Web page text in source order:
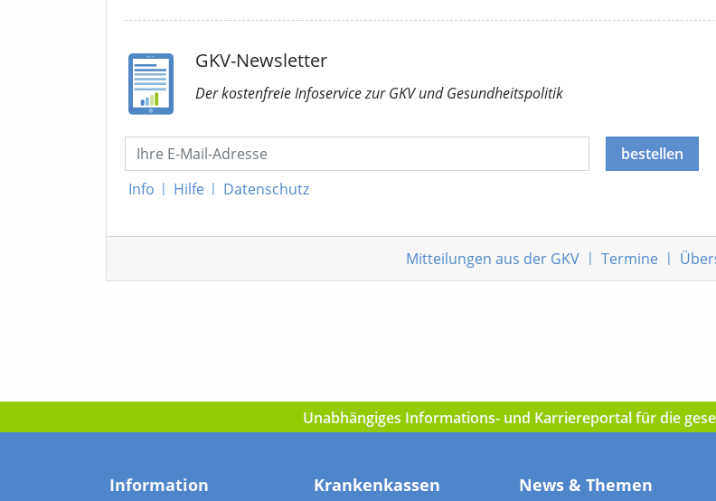
GKV-Newsletter
Der kostenfreie Infoservicezur GKVund Gesundheitspolitik
Info | Hilfe | Datenschutz
bestellen
Mitteilungen aus der GKV | Termine |
Unabhängiges Informations- und Karriereportal für die
Information Krankenkassen News & Themen